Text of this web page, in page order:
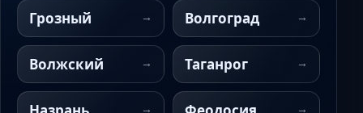
Грозный Волгоград
Волжский Таганрог